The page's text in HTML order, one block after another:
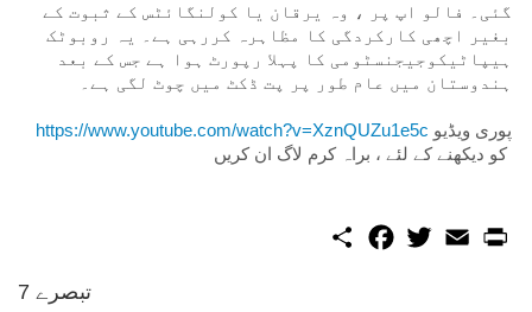
گئی۔ فالو اپ پر ، وہ یرقان یا کولنگائٹس کے ثبوت کے
بغیر اچھی کارکردگی کا مظاہرہ کررہی ہے۔ یہ روبوٹک
ہیپاٹیکوجیجنسٹومی کا پہلا رپورٹ ہوا ہے جس کے بعد
ہندوستان میں عام طور پر پت ڈکٹ میں چوٹ لگی ہے۔
https://www.youtube.com/watch?v=XznQUZu1e5c پوری ویڈیو
کو دیکھنے کے لئے ، براہ کرم لاگ ان کریں
S
w
E
m
7 تبصرے